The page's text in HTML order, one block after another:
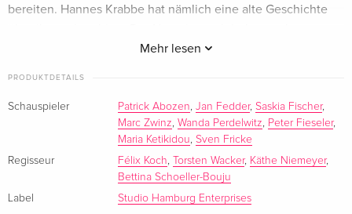
Mehr lesen
bereiten. Hannes Krabbe hat nämlich eine alte Geschichte
Deichschafkiller von Hohenhorst. Der verurteilte Totschläger
Tatnacht erinnern, in der ein Polizist mit einem Nageleisen
brutal getötet wurde. Doch Manni behauptet nach wie vor,
dass er unschuldig sei. Auch ein alter Bekannter des Reviers
ist fest von dessen Unschuld überzeugt: Mannis Bruder Olli.
Als die Polizisten bei den Brüdern vor der Tür stehen, keimt
bei Olli der Wunsch nach Vergeltung auf. Prompt erscheint er
PRODUKTDETAILS
Schauspieler Patrick Abozen, Jan Fedder, Saskia Fischer,
Marc Zwinz, Wanda Perdelwitz, Peter Fieseler,
Maria Ketikidou, Sven Fricke
Regisseur
Félix Koch, Torsten Wacker, Käthe Niemeyer,
Bettina Schoeller-Bouju
Label
Studio Hamburg Enterprises